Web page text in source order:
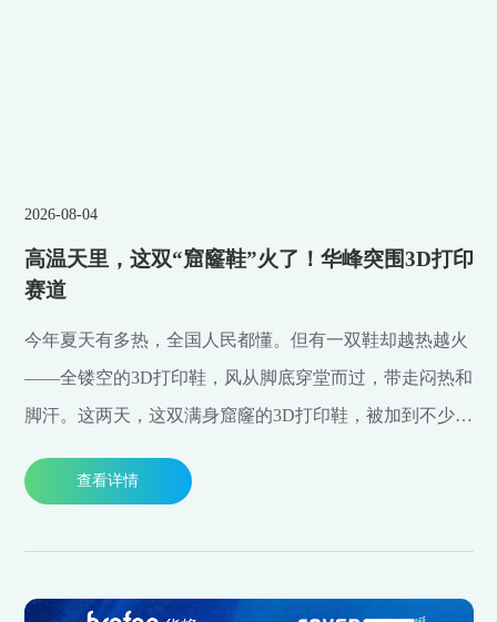
2026-08-04
高温天里，这双“窟窿鞋”火了！华峰突围3D打印
赛道
今年夏天有多热，全国人民都懂。但有一双鞋却越热越火
——全镂空的3D打印鞋，风从脚底穿堂而过，带走闷热和
脚汗。这两天，这双满身窟窿的3D打印鞋，被加到不少瑞
查看详情